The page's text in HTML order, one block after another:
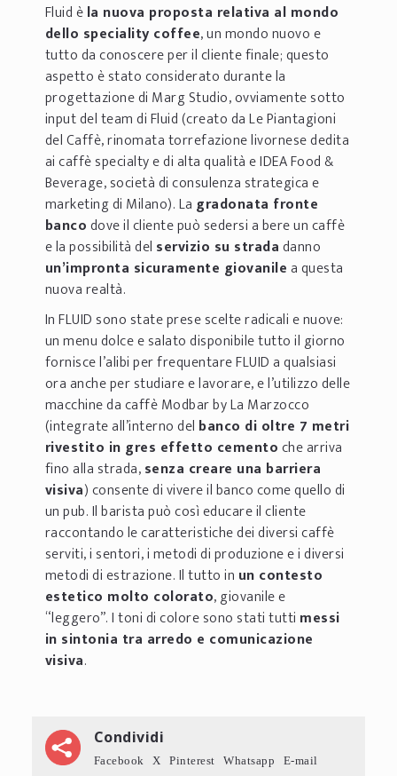
Fluid èla nuova proposta relativa al mondo
dello speciality coffee, un mondo nuovo e
tutto da conoscere per il cliente finale; questo
aspetto è stato considerato durante la
progettazione di Marg Studio, ovviamente sotto
input del team di Fluid (creato da Le Piantagioni
del Caffè, rinomata torrefazione livornese dedita
ai caffè specialty e di alta qualità e IDEA Food &
Beverage, società di consulenza strategica e
marketing di Milano). La gradonata fronte
bancodove il cliente può sedersi a bere un caffè
e la possibilità del servizio su stradadanno
un’impronta sicuramente giovanilea questa
nuova realtà.
In FLUID sono state prese scelte radicali e nuove:
un menu dolce e salato disponibile tutto il giorno
fornisce l’alibi per frequentare FLUID a qualsiasi
ora anche per studiare e lavorare, e l’utilizzo delle
macchine da caffè Modbar by La Marzocco
(integrate all’interno del banco di oltre 7 metri
rivestito in gres effetto cementoche arriva
fino alla strada,senza creare una barriera
visiva) consente di vivere il banco come quello di
un pub. Il barista può così educare il cliente
raccontando le caratteristiche dei diversi caffè
serviti, i sentori, i metodi di produzione e i diversi
metodi di estrazione. Il tutto in un contesto
estetico molto colorato, giovanile e
“leggero”. I toni di colore sono stati tutti messi
in sintonia tra arredo e comunicazione
visiva.
Condividi
Facebook X Pinterest Whatsapp E-mail